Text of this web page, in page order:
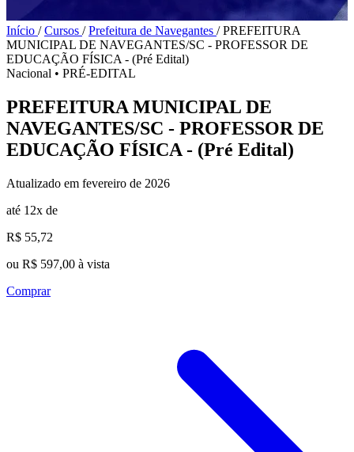
Início / Cursos / Prefeitura de Navegantes / PREFEITURA
MUNICIPAL DE NAVEGANTES/SC - PROFESSOR DE
EDUCAÇÃO FÍSICA - (Pré Edital)
Nacional • PRÉ-EDITAL
PREFEITURA MUNICIPAL DE
NAVEGANTES/SC - PROFESSOR DE
EDUCAÇÃO FÍSICA - (Pré Edital)
Atualizado em fevereiro de 2026
até 12x de
R$ 55,72
ou R$ 597,00 à vista
Comprar